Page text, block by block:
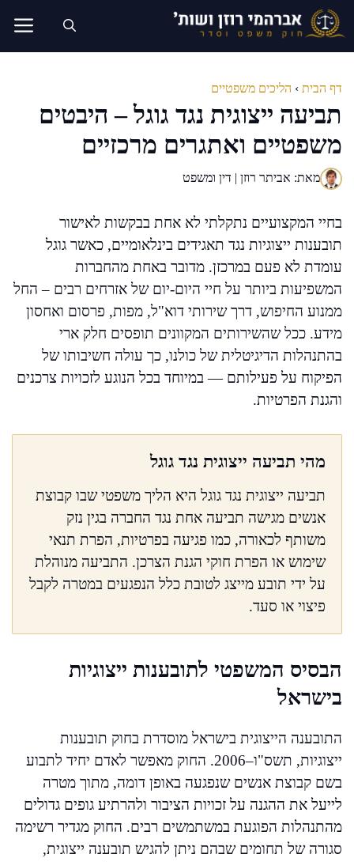
לדלג
לתוכן
דף הבית › הליכים משפטיים
תביעה ייצוגית נגד גוגל – היבטים
משפטיים ואתגרים מרכזיים
מאת: אביתר רוזן | דין ומשפט
בחיי המקצועיים נתקלתי לא אחת בבקשות לאישור
תובענות ייצוגיות נגד תאגידים בינלאומיים, כאשר גוגל
עומדת לא פעם במרכזן. מדובר באחת מהחברות
המשפיעות ביותר על חיי היום-יום של אזרחים רבים – החל
ממנוע החיפוש, דרך שירותי דוא"ל, מפות, פרסום ואחסון
מידע. ככל שהשירותים המקוונים תופסים חלק ארי
בהתנהלות הדיגיטלית של כולנו, כך עולה חשיבותו של
הפיקוח על פעילותם — במיוחד בכל הנוגע לזכויות צרכנים
והגנת הפרטיות.
מהי תביעה ייצוגית נגד גוגל
תביעה ייצוגית נגד גוגל היא הליך משפטי שבו קבוצת
אנשים מגישה תביעה אחת נגד החברה בגין נזק
משותף לכאורה, כמו פגיעה בפרטיות, הפרת תנאי
שימוש או הפרת חוקי הגנת הצרכן. התביעה מנוהלת
על ידי תובע מייצג לטובת כלל הנפגעים במטרה לקבל
פיצוי או סעד.
הבסיס המשפטי לתובענות ייצוגיות
בישראל
התובענה הייצוגית בישראל מוסדרת בחוק תובענות
ייצוגיות, תשס"ו–2006. החוק מאפשר לאדם יחיד לתבוע
בשם קבוצת אנשים שנפגעה באופן דומה, מתוך מטרה
לייעל את ההגנה על זכויות הציבור ולהרתיע גופים גדולים
מהתנהלות הפוגעת במשתמשים רבים. החוק מגדיר רשימה
סגורה של תחומים שבהם ניתן להגיש תובענה ייצוגית,